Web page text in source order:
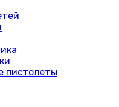
пистолеты